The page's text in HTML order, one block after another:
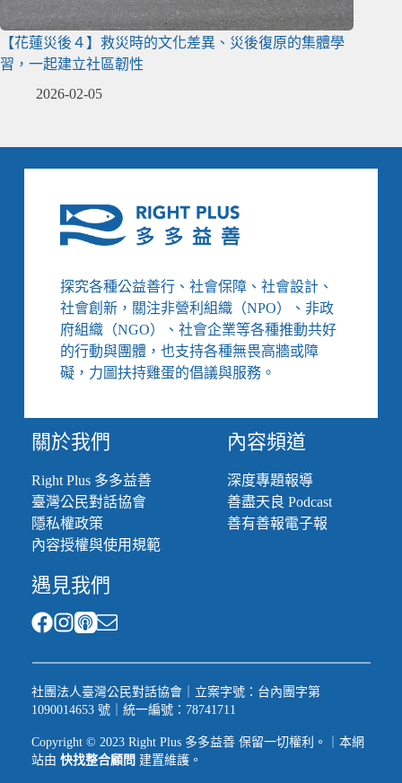
【花蓮災後４】救災時的文化差異、災後復原的集體學
習，一起建立社區韌性
2026-02-05
探究各種公益善行、社會保障、社會設計、
社會創新，關注非營利組織（NPO）、非政
府組織（NGO）、社會企業等各種推動共好
的行動與團體，也支持各種無畏高牆或障
礙，力圖扶持雞蛋的倡議與服務。
關於我們
Right Plus 多多益善
臺灣公民對話協會
隱私權政策
內容授權與使用規範
內容頻道
深度專題報導
善盡天良 Podcast
善有善報電子報
遇見我們
社團法人臺灣公民對話協會｜立案字號：台內團字第
1090014653 號｜統一編號：78741711
Copyright © 2023 Right Plus 多多益善 保留一切權利。｜本網
站由 快找整合顧問 建置維護。